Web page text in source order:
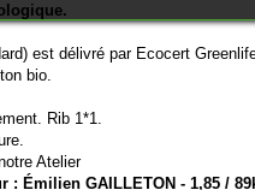
est délivré par Ecocert
bio.
Rib 1*1.
Atelier
Émilien GAILLETON - 1,85 /